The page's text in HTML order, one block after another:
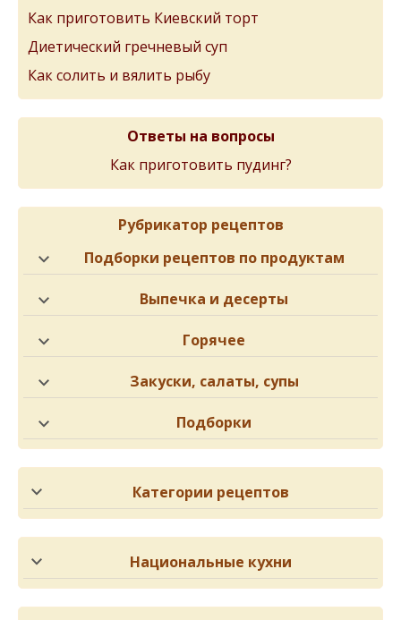
Как приготовить Киевский торт
Диетический гречневый суп
Как солить и вялить рыбу
Ответы на вопросы
Как приготовить пудинг?
Рубрикатор рецептов
Подборки рецептов по продуктам
Выпечка и десерты
Горячее
Закуски, салаты, супы
Подборки
Категории рецептов
Национальные кухни